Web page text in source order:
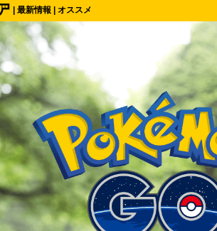
最新情報 オススメ